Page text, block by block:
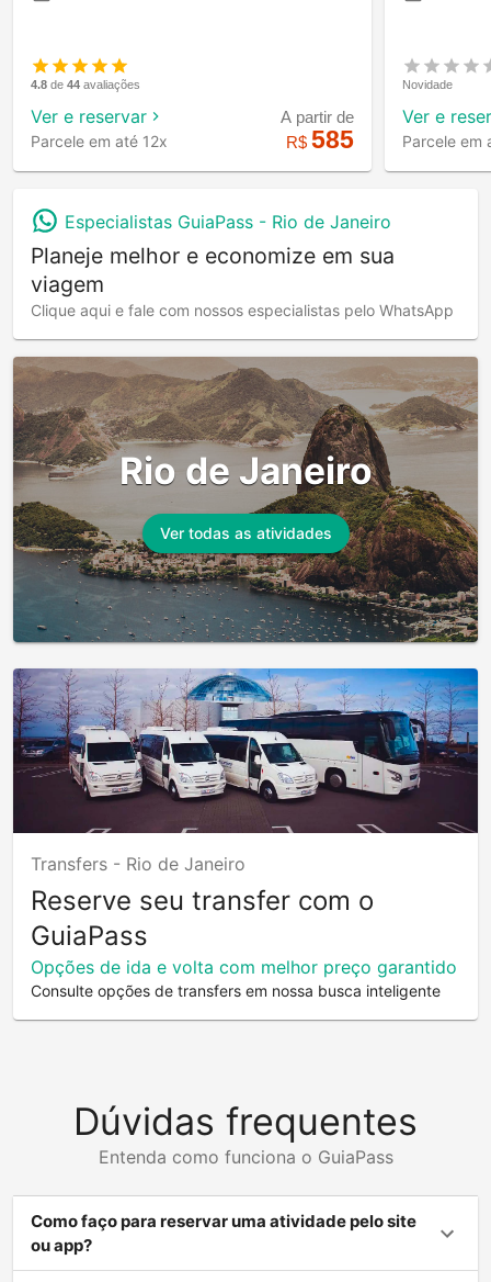
4.8 de 44 avaliações
Ver e reservar
Parcele em até 12x
A partir de
R$585
Novidade
Ver e
Parcele em
Especialistas GuiaPass - Rio de Janeiro
Planeje melhor e economize em sua
viagem
Clique aqui e fale com nossos especialistas pelo WhatsApp
Rio de Janeiro
Ver todas as atividades
Transfers - Rio de Janeiro
Reserve seu transfer com o
GuiaPass
Opções de ida e volta com melhor preço garantido
Consulte opções de transfers em nossa busca inteligente
Dúvidas frequentes
Entenda como funciona o GuiaPass
Como faço para reservar uma atividade pelo site
ou app?